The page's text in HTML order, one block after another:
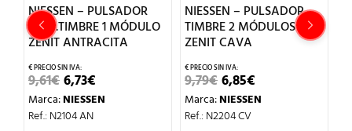
NIESSEN – PULSADOR
SÍMB.TIMBRE 1 MÓDULO
ZENIT ANTRACITA
9,61€EL
PRECIO
ORIGINAL
ERA:
6,73€PRECIO
ACTUAL
Marca:NIESSEN
Ref.: N2104 AN
NIESSEN – PULSADOR
TIMBRE 2 MÓDULOS
ZENIT CAVA
9,79€EL
PRECIO
ORIGINAL
ERA:
6,85€PRECIO
ACTUAL
Marca:NIESSEN
Ref.: N2204 CV